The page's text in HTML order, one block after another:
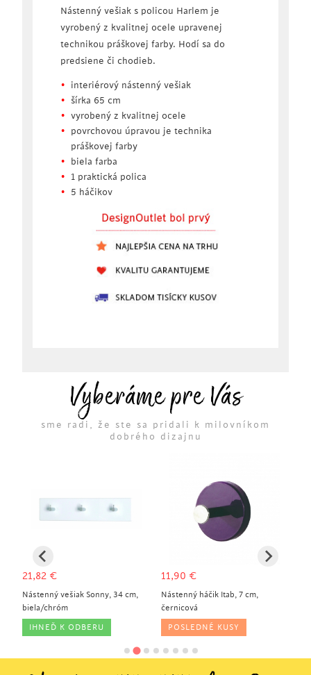
Nástenný vešiak s policou Harlem je
vyrobený z kvalitnej ocele upravenej
technikou práškovej farby. Hodí sa do
predsiene či chodieb.
interiérový nástenný vešiak
šírka 65 cm
vyrobený z kvalitnej ocele
povrchovou úpravou je technika
práškovej farby
biela farba
1 praktická polica
5 háčikov
Vyberáme pre Vás
sme radi, že ste sa pridali k milovníkom
dobrého dizajnu
21,82 €
Nástenný vešiak Sonny, 34 cm,
biela/chróm
IHNEĎ K ODBERU
11,90 €
Nástenný háčik Itab, 7 cm,
černicová
POSLEDNÉ KUSY